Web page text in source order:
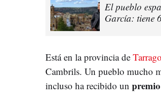
El pueblo
García: tiene
Está en la provincia de
Cambrils. Un pueblo mucho
incluso ha recibido un premio